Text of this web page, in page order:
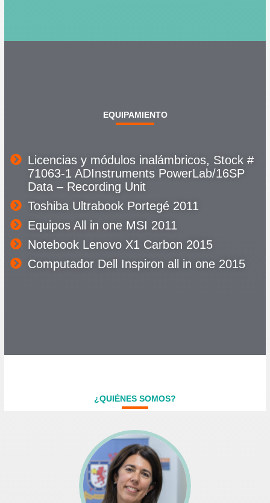
EQUIPAMIENTO
Licencias y módulos inalámbricos, Stock #
71063-1 ADInstruments PowerLab/16SP
Data – Recording Unit
Toshiba Ultrabook Portegé 2011
Equipos All in one MSI 2011
Notebook Lenovo X1 Carbon 2015
Computador Dell Inspiron all in one 2015
¿QUIÉNES SOMOS?